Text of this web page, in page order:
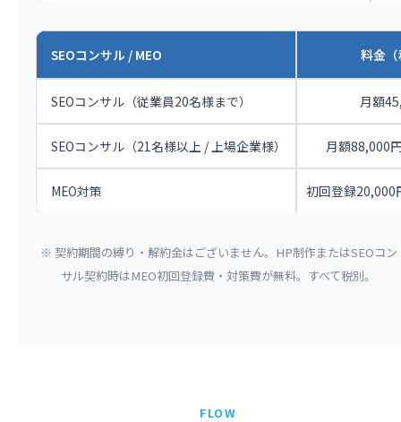
SEOコンサル / MEO 料金
SEOコンサル（従業員20名様まで） 月額
SEOコンサル（21名様以上 / 上場企業様） 月額88,000
MEO対策 初回登録20,000
※ 契約期間の縛り・解約金はございません。HP制作またはSEOコン
サル契約時はMEO初回登録費・対策費が無料。すべて税別。
FLOW